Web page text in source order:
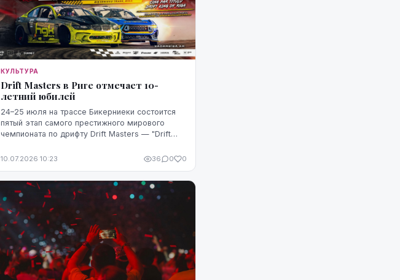
КУЛЬТУРА
Drift Masters в Риге отмечает 10-
летний юбилей
24–25 июля на трассе Бикерниеки состоится
пятый этап самого престижного мирового
чемпионата по дрифту Drift Masters — "Drift
Риге 10-летний юбилей.
10.07.2026 10:23 36 0 0